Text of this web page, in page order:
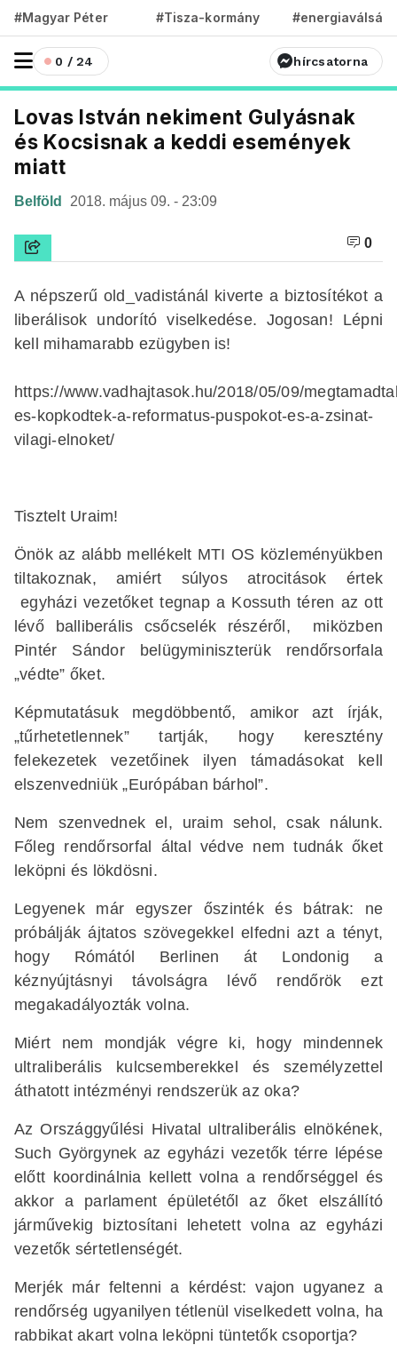
#Magyar Péter #Tisza-kormány #energiaválság
0 / 24 hírcsatorna
Lovas István nekiment Gulyásnak
és Kocsisnak a keddi események
miatt
Belföld 2018. május 09. - 23:09
0
A népszerű old_vadistánál kiverte a biztosítékot a
liberálisok undorító viselkedése. Jogosan! Lépni
kell mihamarabb ezügyben is!
https://www.vadhajtasok.hu/2018/05/09/
es-kopkodtek-a-reformatus-puspokot-es-a-zsinat-
vilagi-elnoket/
Tisztelt Uraim!
Önök az alább mellékelt MTI OS közleményükben
tiltakoznak, amiért súlyos atrocitások értek
egyházi vezetőket tegnap a Kossuth téren az ott
lévő balliberális csőcselék részéről, miközben
Pintér Sándor belügyminiszterük rendőrsorfala
„védte” őket.
Képmutatásuk megdöbbentő, amikor azt írják,
„tűrhetetlennek” tartják, hogy keresztény
felekezetek vezetőinek ilyen támadásokat kell
elszenvedniük „Európában bárhol”.
Nem szenvednek el, uraim sehol, csak nálunk.
Főleg rendőrsorfal által védve nem tudnák őket
leköpni és lökdösni.
Legyenek már egyszer őszinték és bátrak: ne
próbálják ájtatos szövegekkel elfedni azt a tényt,
hogy Rómától Berlinen át Londonig a
kéznyújtásnyi távolságra lévő rendőrök ezt
megakadályozták volna.
Miért nem mondják végre ki, hogy mindennek
ultraliberális kulcsemberekkel és személyzettel
áthatott intézményi rendszerük az oka?
Az Országgyűlési Hivatal ultraliberális elnökének,
Such Györgynek az egyházi vezetők térre lépése
előtt koordinálnia kellett volna a rendőrséggel és
akkor a parlament épületétől az őket elszállító
járművekig biztosítani lehetett volna az egyházi
vezetők sértetlenségét.
Merjék már feltenni a kérdést: vajon ugyanez a
rendőrség ugyanilyen tétlenül viselkedett volna, ha
rabbikat akart volna leköpni tüntetők csoportja?